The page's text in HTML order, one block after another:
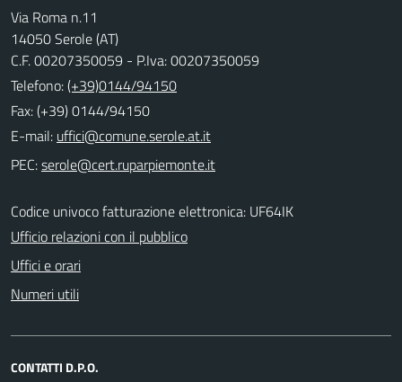
Via Roma n.11
14050 Serole (AT)
C.F. 00207350059 - P.Iva: 00207350059
Telefono:(+39)0144/94150
Fax: (+39) 0144/94150
E-mail:
PEC:
Codice univoco fatturazione elettronica: UF64IK
Ufficio relazioni con il pubblico
Uffici e orari
Numeri utili
CONTATTI D.P.O.